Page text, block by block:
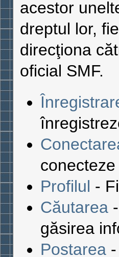
acestor
dreptul lor,
direcţiona
oficial SMF.
Profilul -
Căutarea-
găsirea
Postarea-